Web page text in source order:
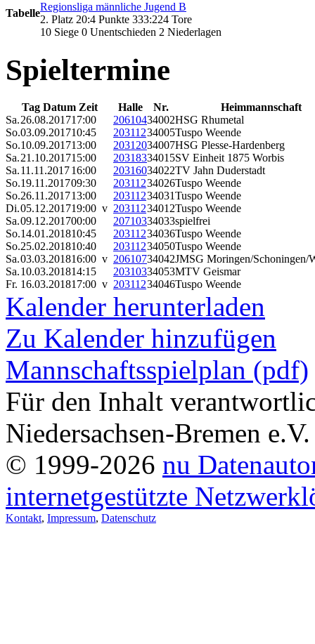
Tabelle
Regionsliga männliche Jugend B
2. Platz 20:4 Punkte 333:224 Tore
10 Siege 0 Unentschieden 2 Niederlagen
Spieltermine
Tag Datum Zeit Halle Nr.
Heimmannschaft
Sa.26.08.201717:00 20610434002HSG Rhumetal
So.03.09.201710:45 20311234005Tuspo Weende
So.10.09.201713:00 20312034007HSG Plesse-Hardenberg
Sa.21.10.201715:00 20318334015SV Einheit 1875 Worbis
Sa.11.11.201716:00 20316034022TV Jahn Duderstadt
So.19.11.201709:30 20311234026Tuspo Weende
So.26.11.201713:00 20311234031Tuspo Weende
Di.05.12.201719:00 v 20311234012Tuspo Weende
Sa.09.12.201700:00 20710334033spielfrei
So.14.01.201810:45 20311234036Tuspo Weende
So.25.02.201810:40 20311234050Tuspo Weende
Sa.03.03.201816:00 v 20610734042JMSG Moringen/Schoningen/
Sa.10.03.201814:15 20310334053MTV Geismar
Fr. 16.03.201817:00 v 20311234046Tuspo Weende
Kalender herunterladen
Zu Kalender hinzufügen
Mannschaftsspielplan (pdf)
Für den Inhalt
Niedersachsen-Bremen e.V.
© 1999-2026 nu
internetgestützte
Kontakt, Impressum, Datenschutz